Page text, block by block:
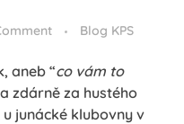
Blog KPS
, aneb “co vám to
zdárně za hustého
u junácké klubovny v